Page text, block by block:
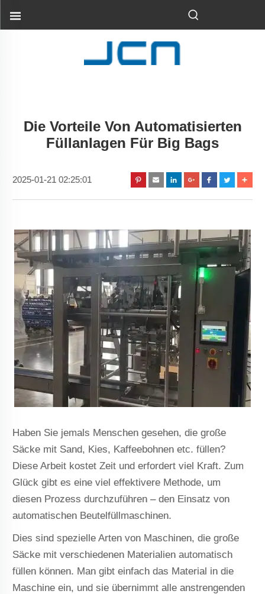
Die Vorteile Von Automatisierten
Füllanlagen Für Big Bags
2025-01-21 02:25:01
Haben Sie jemals Menschen gesehen, die große
Säcke mit Sand, Kies, Kaffeebohnen etc. füllen?
Diese Arbeit kostet Zeit und erfordert viel Kraft. Zum
Glück gibt es eine viel effektivere Methode, um
diesen Prozess durchzuführen – den Einsatz von
automatischen Beutelfüllmaschinen.
Dies sind spezielle Arten von Maschinen, die große
Säcke mit verschiedenen Materialien automatisch
füllen können. Man gibt einfach das Material in die
Maschine ein, und sie übernimmt alle anstrengenden